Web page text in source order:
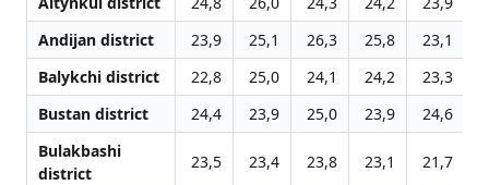
Andijan district
23,9 25,1 26,3 25,8 23,1
Balykchi district
22,8 25,0 24,1 24,2 23,3
Bustan district
24,4 23,9 25,0 23,9 24,6
Bulakbashi
district
23,5 23,4 23,8 23,1 21,7